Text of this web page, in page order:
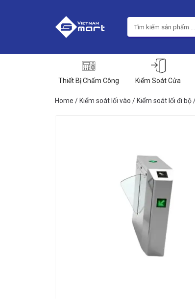
Thiết Bị Chấm Công Kiểm Soát Cửa
Home / Kiểm soát lối vào / Kiểm soát lối đi bộ